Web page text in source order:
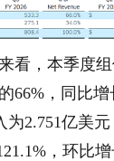
，本季度组
66%，同比
为2.751亿美
，环比增